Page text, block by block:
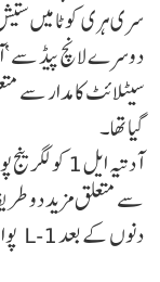
سری ہری کوٹا میں
گیا تھا۔
دنوں کے بعد L-1 پوائنٹ پر مطلوبہ مدار تک پہنچنے کا امکان ہے۔